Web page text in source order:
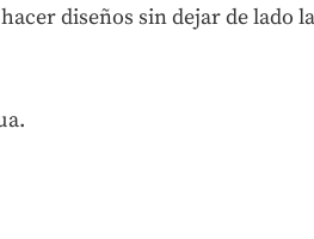
diseños sin dejar de lado